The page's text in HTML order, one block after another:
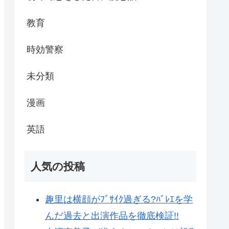
教育
時効警察
未分類
漫画
英語
人気の投稿
趣里は横顔がﾌﾞｻｲｸ過ぎる?ﾊﾞﾚｴを学
んだ過去と出演作品を徹底検証!!